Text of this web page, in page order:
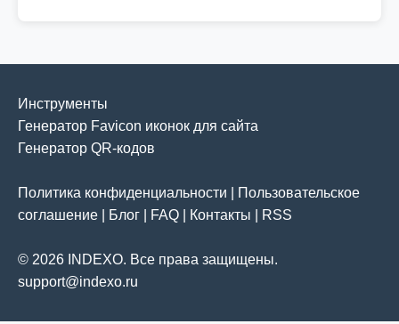
Инструменты
Генератор Favicon иконок для сайта
Генератор QR-кодов
Политика конфиденциальности
Пользовательское
соглашение
Блог FAQ Контакты RSS
© 2026 INDEXO. Все права защищены.
support@indexo.ru